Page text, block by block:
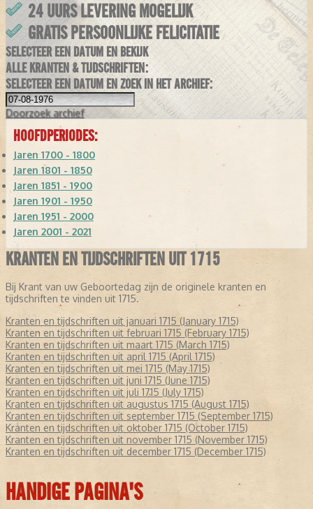
24 UURS LEVERING MOGELIJK
GRATIS PERSOONLIJKE FELICITATIE
SELECTEER EEN DATUM EN BEKIJK
ALLE KRANTEN & TIJDSCHRIFTEN:
SELECTEER EEN DATUM EN ZOEK IN HET ARCHIEF:
Doorzoek archief
HOOFDPERIODES:
Jaren 1700 - 1800
Jaren 1801 - 1850
Jaren 1851 - 1900
Jaren 1901 - 1950
Jaren 1951 - 2000
Jaren 2001 - 2021
KRANTEN EN TIJDSCHRIFTEN UIT 1715
Bij Krant van uw Geboortedag zijn de originele kranten en
tijdschriften te vinden uit 1715.
Kranten en tijdschriften uit januari 1715 (January 1715)
Kranten en tijdschriften uit februari 1715 (February 1715)
Kranten en tijdschriften uit maart 1715 (March 1715)
Kranten en tijdschriften uit april 1715 (April 1715)
Kranten en tijdschriften uit mei 1715 (May 1715)
Kranten en tijdschriften uit juni 1715 (June 1715)
Kranten en tijdschriften uit juli 1715 (July 1715)
Kranten en tijdschriften uit augustus 1715 (August 1715)
Kranten en tijdschriften uit september 1715 (September 1715)
Kranten en tijdschriften uit oktober 1715 (October 1715)
Kranten en tijdschriften uit november 1715 (November 1715)
Kranten en tijdschriften uit december 1715 (December 1715)
HANDIGE PAGINA'S